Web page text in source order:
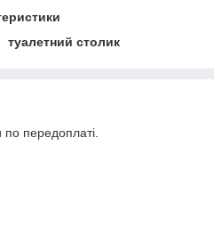
туалетний столик
по передоплаті.